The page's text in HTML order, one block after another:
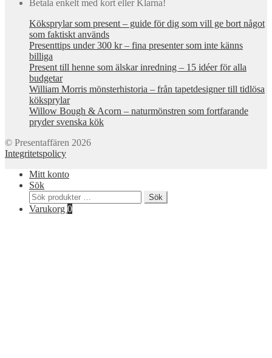
Betala enkelt med kort eller Klarna!
Köksprylar som present – guide för dig som vill ge bort något
som faktiskt används
Presenttips under 300 kr – fina presenter som inte känns
billiga
Present till henne som älskar inredning – 15 idéer för alla
budgetar
William Morris mönsterhistoria – från tapetdesigner till tidlösa
köksprylar
Willow Bough & Acorn – naturmönstren som fortfarande
pryder svenska kök
© Presentaffären 2026
Integritetspolicy
Mitt konto
Sök
Sök
efter:
Sök
Varukorg 0